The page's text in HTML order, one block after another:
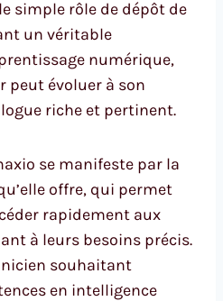
simple rôle de dépôt de
un véritable
numérique,
peut évoluer à son
riche et pertinent.
se manifeste par la
offre, qui permet
rapidement aux
à leurs besoins précis.
souhaitant
en intelligence